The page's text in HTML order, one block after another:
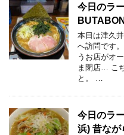
今日のラ
本日は津久
へ訪問です
うお店がオ
ま閉店… こ
と。 …
今日のラ
浜) 昔なが